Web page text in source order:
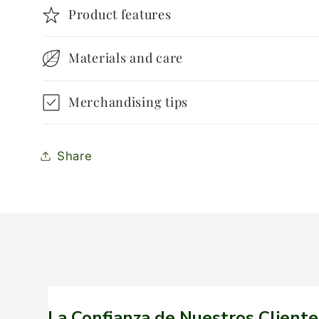
Product features
Materials and care
Merchandising tips
Share